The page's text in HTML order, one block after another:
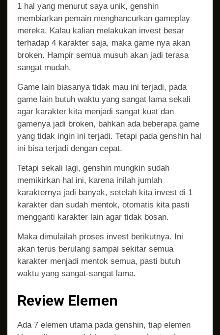
1 hal yang menurut saya unik, genshin
membiarkan pemain menghancurkan gameplay
mereka. Kalau kalian melakukan invest besar
terhadap 4 karakter saja, maka game nya akan
broken. Hampir semua musuh akan jadi terasa
sangat mudah.
Game lain biasanya tidak mau ini terjadi, pada
game lain butuh waktu yang sangat lama sekali
agar karakter kita menjadi sangat kuat dan
gamenya jadi broken, bahkan ada beberapa game
yang tidak ingin ini terjadi. Tetapi pada genshin hal
ini bisa terjadi dengan cepat.
Tetapi sekali lagi, genshin mungkin sudah
memikirkan hal ini, karena inilah jumlah
karakternya jadi banyak, setelah kita invest di 1
karakter dan sudah mentok, otomatis kita pasti
mengganti karakter lain agar tidak bosan.
Maka dimulailah proses invest berikutnya. Ini
akan terus berulang sampai sekitar semua
karakter menjadi mentok semua, pasti butuh
waktu yang sangat-sangat lama.
Review Elemen
Ada 7 elemen utama pada genshin, tiap elemen